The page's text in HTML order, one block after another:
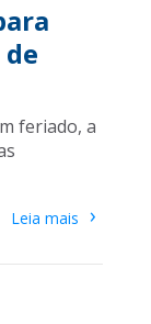
feriado, a
Leia mais ›